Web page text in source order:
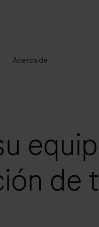
Acerca de
de